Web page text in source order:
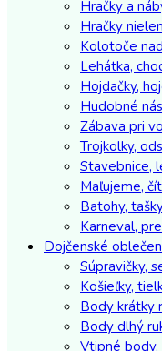
Hračky a
Hračky
Kolotoče
Lehátka,
Hojdačky,
Hudobné
Zábava pri
Trojkolky,
Stavebnice,
Maľujeme,
Batohy,
Karneval,
Dojčenské
Súpravičky,
Košieľky,
Body krátky
Body dlhý
Vtipné body,